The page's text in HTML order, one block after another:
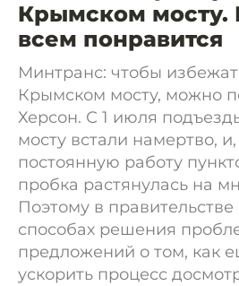
Крымском мосту.
всем понравится
Минтранс: чтобы
Крымском мосту, можно
Херсон. С 1 июля
мосту встали намертво,
постоянную работу
пробка растянулась на
Поэтому в
способах решения
предложений о том, как
ускорить процесс